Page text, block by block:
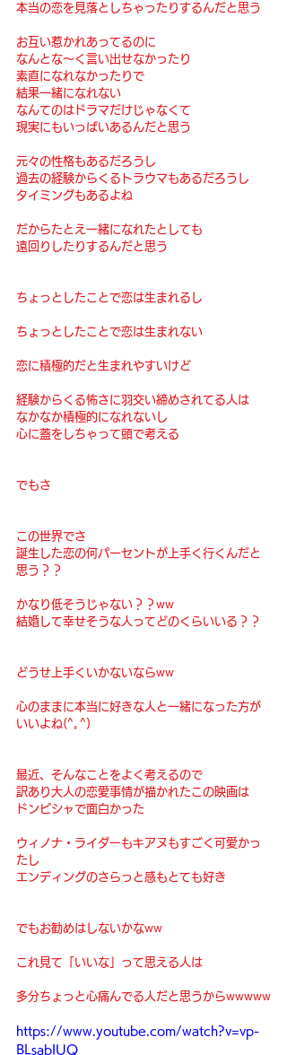
本当の恋を見落としちゃったりするんだと思う
お互い惹かれあってるのに
なんとな〜く言い出せなかったり
素直になれなかったりで
結果一緒になれない
なんてのはドラマだけじゃなくて
現実にもいっぱいあるんだと思う
元々の性格もあるだろうし
過去の経験からくるトラウマもあるだろうし
タイミングもあるよね
だからたとえ一緒になれたとしても
遠回りしたりするんだと思う
ちょっとしたことで恋は生まれるし
ちょっとしたことで恋は生まれない
恋に積極的だと生まれやすいけど
経験からくる怖さに羽交い締めされてる人は
なかなか積極的になれないし
心に蓋をしちゃって頭で考える
でもさ
この世界でさ
誕生した恋の何パーセントが上手く行くんだと
思う？？
かなり低そうじゃない？？ww
結婚して幸せそうな人ってどのくらいいる？？
どうせ上手くいかないならww
心のままに本当に好きな人と一緒になった方が
いいよね(^｡^)
最近、そんなことをよく考えるので
訳あり大人の恋愛事情が描かれたこの映画は
ドンピシャで面白かった
ウィノナ・ライダーもキアヌもすごく可愛かっ
たし
エンディングのさらっと感もとても好き
でもお勧めはしないかなww
これ見て「いいな」って思える人は
多分ちょっと心痛んでる人だと思うからwwwww
https://www.youtube.com/watch?v=vp-
BLsabIUQ